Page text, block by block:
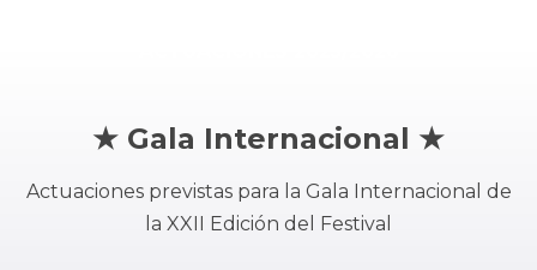
★ Gala Internacional ★
Actuaciones previstas para la Gala Internacional de
la XXII Edición del Festival